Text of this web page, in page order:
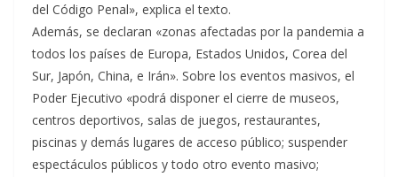
del Código Penal», explica el texto.
Además, se declaran «zonas afectadas por la pandemia a
todos los países de Europa, Estados Unidos, Corea del
Sur, Japón, China, e Irán». Sobre los eventos masivos, el
Poder Ejecutivo «podrá disponer el cierre de museos,
centros deportivos, salas de juegos, restaurantes,
piscinas y demás lugares de acceso público; suspender
espectáculos públicos y todo otro evento masivo;